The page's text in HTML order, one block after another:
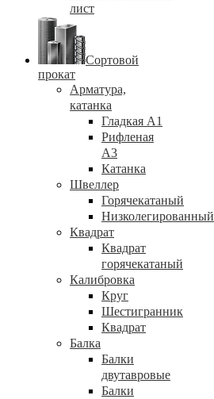
лист
Сортовой
прокат
Арматура,
катанка
Гладкая А1
Рифленая
А3
Катанка
Швеллер
Горячекатаный
Низколегированный
Квадрат
Квадрат
горячекатаный
Калибровка
Круг
Шестигранник
Квадрат
Балка
Балки
двутавровые
Балки